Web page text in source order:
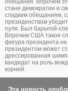
обещания. Впрочем
стане демократии и
сладким обещаниям,
президенством
пуля. Был барыгой-
Впрочем США такое
фигура президента
президентом может
дрессированная
кандидат на роль
корней.
Эта новость